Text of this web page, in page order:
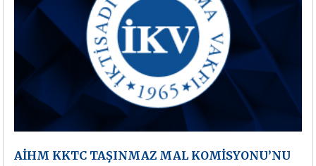
AİHM KKTC TAŞINMAZ MAL KOMİSYONU’NU